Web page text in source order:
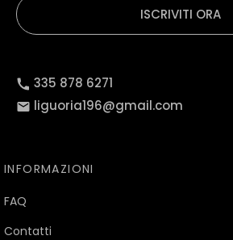
ISCRIVITI ORA
335 878 6271
liguoria196@gmail.com
INFORMAZIONI
FAQ
Contatti